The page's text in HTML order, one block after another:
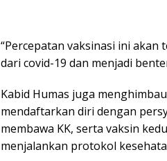
“Percepatan vaksinasi ini
dari covid-19 dan menjadi
Kabid Humas juga
mendaftarkan diri dengan
membawa KK, serta vaksin
menjalankan protokol